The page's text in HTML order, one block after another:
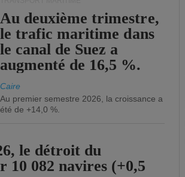
Au deuxième trimestre,
le trafic maritime dans
le canal de Suez a
augmenté de 16,5 %.
Caire
Au premier semestre 2026, la croissance a
été de +14,0 %.
le détroit du
10 082 navires (+0,5